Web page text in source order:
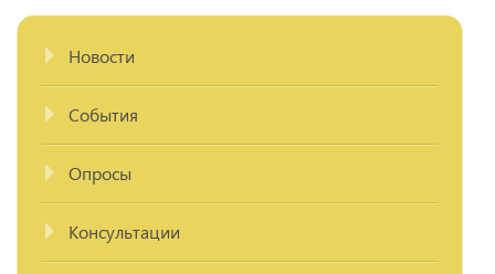
Новости
События
Опросы
Консультации